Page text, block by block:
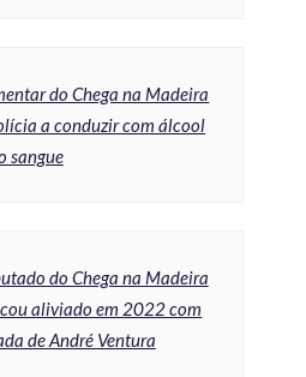
do Chega na Madeira
a conduzir com álcool
sangue
do Chega na Madeira
aliviado em 2022 com
de André Ventura